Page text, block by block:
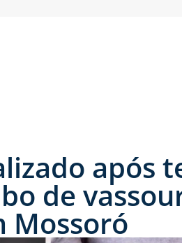
após
de
Mossoró